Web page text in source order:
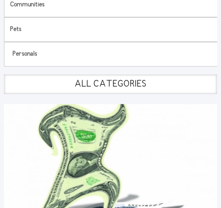
Communities
Pets
Personals
ALL CATEGORIES